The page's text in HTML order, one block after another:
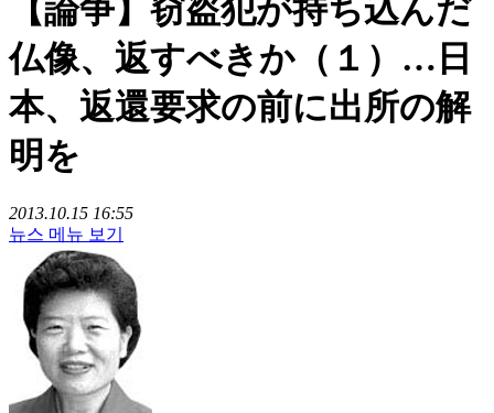
【論争】窃盗犯が持ち込んだ
仏像、返すべきか（１）…日
本、返還要求の前に出所の解
明を
2013.10.15 16:55
뉴스 메뉴 보기